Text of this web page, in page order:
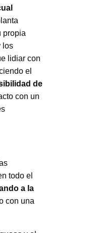
propia
los
lidiar con
el
de
con un
todo el
a la
con una